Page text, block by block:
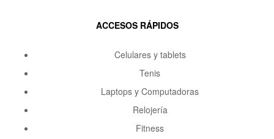
ACCESOS RÁPIDOS
Celulares y tablets
Tenis
Laptops y Computadoras
Relojería
Fitness